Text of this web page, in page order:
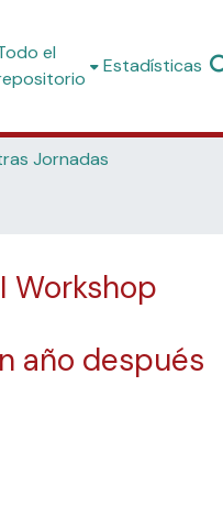
el
Estadísticas
Jornadas
Workshop
año después